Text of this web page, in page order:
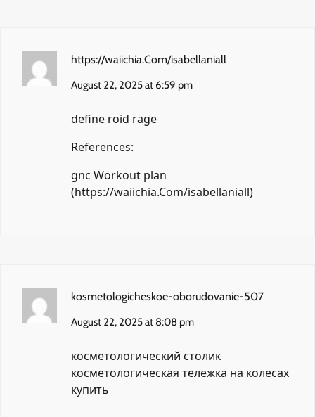
https://waiichia.Com/isabellaniall
August 22, 2025 at 6:59 pm
define roid rage
References:
gnc Workout plan
(https://waiichia.Com/isabellaniall)
kosmetologicheskoe-oborudovanie-507
August 22, 2025 at 8:08 pm
косметологический столик
косметологическая тележка на колесах
купить